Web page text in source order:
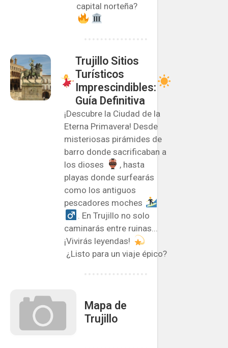
capital norteña?
Trujillo Sitios
Turísticos
Imprescindibles:
Guía Definitiva
¡Descubre la Ciudad de la
Eterna Primavera! Desde
misteriosas pirámides de
barro donde sacrificaban a
los dioses
, hasta
playas donde surfearás
como los antiguos
pescadores moches
️. En Trujillo no solo
caminarás entre ruinas...
¡Vivirás leyendas!
¿Listo para un viaje épico?
Mapa de
Trujillo